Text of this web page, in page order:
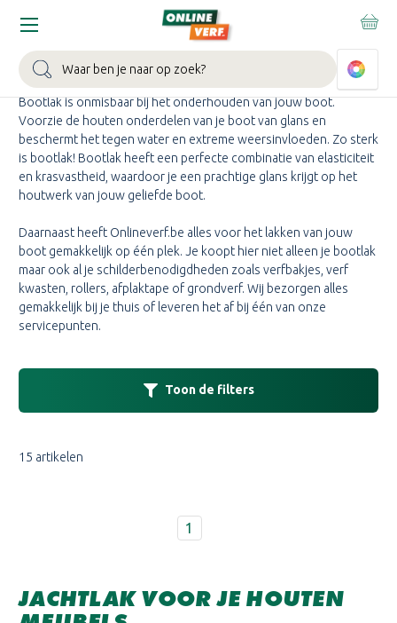
Zoeken
Home
BOOTLAK KOPEN
Bootlak is onmisbaar bij het onderhouden van jouw boot.
Voorzie de houten onderdelen van je boot van glans en
beschermt het tegen water en extreme weersinvloeden. Zo sterk
is bootlak! Bootlak heeft een perfecte combinatie van elasticiteit
en krasvastheid, waardoor je een prachtige glans krijgt op het
houtwerk van jouw geliefde boot.
Daarnaast heeft Onlineverf.be alles voor het lakken van jouw
boot gemakkelijk op één plek. Je koopt hier niet alleen je bootlak
maar ook al je schilderbenodigdheden zoals verfbakjes, verf
kwasten, rollers, afplaktape of grondverf. Wij bezorgen alles
gemakkelijk bij je thuis of leveren het af bij één van onze
servicepunten.
15 artikelen
1
Toon de filters
JACHTLAK VOOR JE HOUTEN